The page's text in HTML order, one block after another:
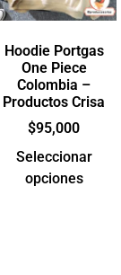
Hoodie Portgas
One Piece
Colombia –
Productos Crisa
$95,000
Seleccionar
opciones